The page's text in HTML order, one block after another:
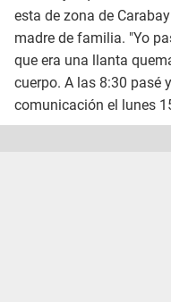
esta de zona de
madre de familia. "Yo
que era una llanta
cuerpo. A las 8:30 pasé
comunicación el lunes